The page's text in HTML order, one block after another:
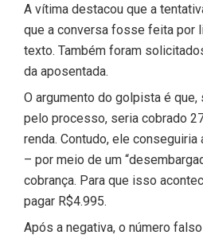
A vítima destacou que a
que a conversa fosse feita por
texto. Também foram
da aposentada.
O argumento do golpista é
pelo processo, seria cobrado
renda. Contudo, ele
– por meio de um
cobrança. Para que isso
pagar R$4.995.
Após a negativa, o número